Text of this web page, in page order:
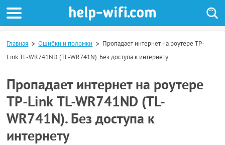
Главная Ошибки и поломки
Пропадает интернет на роутере TP-
Link TL-WR741ND (TL-WR741N). Без доступа к интернету
Пропадает интернет на роутере
TP-Link TL-WR741ND (TL-
WR741N). Без доступа к
интернету